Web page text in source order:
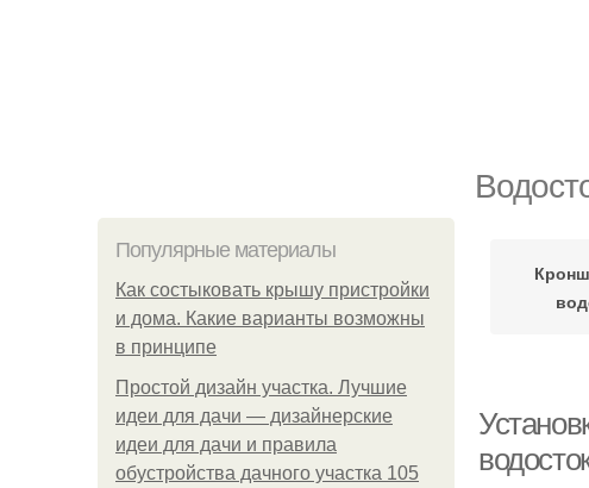
Популярные материалы
Как состыковать крышу пристройки
и дома. Какие варианты возможны
в принципе
Простой дизайн участка. Лучшие
идеи для дачи — дизайнерские
идеи для дачи и правила
обустройства дачного участка 105